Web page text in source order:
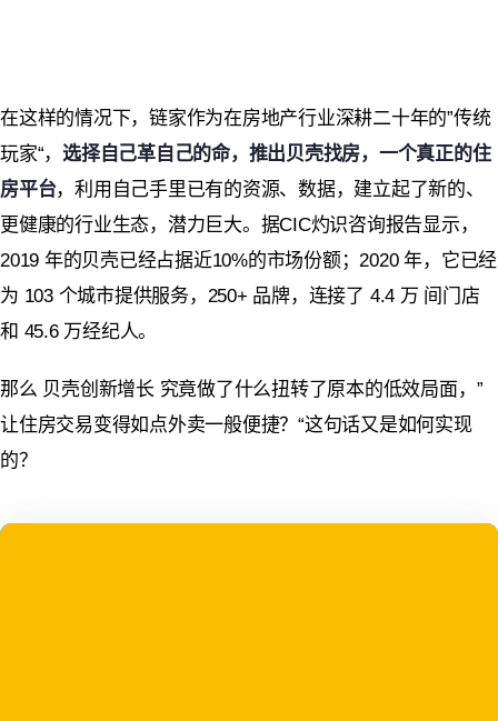
在这样的情况下，链家作为在房地产行业深耕二十年的”传统
玩家“， 选择自己革自己的命，推出贝壳找房，一个真正的住
房平台，利用自己手里已有的资源、数据，建立起了新的、
更健康的行业生态，潜力巨大。 据CIC灼识咨询报告显示，
2019 年的贝壳已经占据近10%的市场份额；2020 年，它已经
为 103 个城市提供服务，250+ 品牌，连接了 4.4 万 间门店
和 45.6 万经纪人。
那么 贝壳创新增长 究竟做了什么扭转了原本的低效局面，”
让住房交易变得如点外卖一般便捷？“这句话又是如何实现
的？